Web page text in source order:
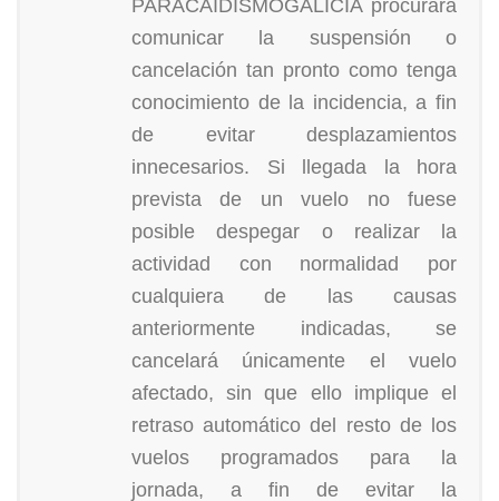
PARACAIDISMOGALICIA procurará
comunicar la suspensión o
cancelación tan pronto como tenga
conocimiento de la incidencia, a fin
de evitar desplazamientos
innecesarios. Si llegada la hora
prevista de un vuelo no fuese
posible despegar o realizar la
actividad con normalidad por
cualquiera de las causas
anteriormente indicadas, se
cancelará únicamente el vuelo
afectado, sin que ello implique el
retraso automático del resto de los
vuelos programados para la
jornada, a fin de evitar la